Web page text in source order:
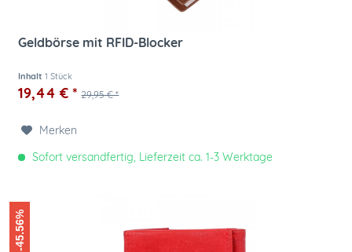
Geldbörse mit RFID-Blocker
Inhalt1 Stück
19,44 € * 29,95 € *
Merken
Sofort versandfertig, Lieferzeit ca. 1-3 Werktage
-45.56%